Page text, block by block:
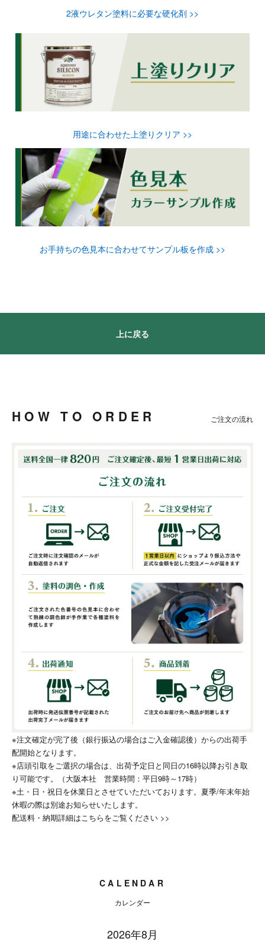
2液ウレタン塗料に必要な硬化剤 >>
用途に合わせた上塗りクリア >>
お手持ちの色見本に合わせてサンプル板を作成 >>
上に戻る
HOW TO ORDER ご注文の流れ
※注文確定が完了後（銀行振込の場合はご入金確認後）からの出荷手
配開始となります。
※店頭引取をご選択の場合は、出荷予定日と同日の16時以降お引き取
り可能です。（大阪本社 営業時間：平日9時～17時）
※土・日・祝日を休業日とさせていただいております。夏季/年末年始
休暇の際は別途お知らせいたします。
配送料・納期詳細はこちらをご覧ください >>
CALENDAR
カレンダー
2026年8月